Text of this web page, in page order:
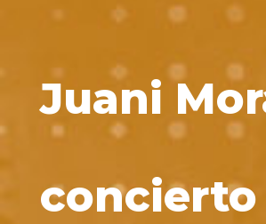
Juani
concierto